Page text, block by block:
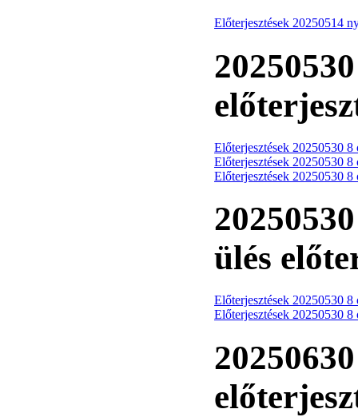
Előterjesztések 20250514
Előterjesztések 20250530
Előterjesztések 20250530
Előterjesztések 20250530
ülés
Előterjesztések 20250530
Előterjesztések 20250530